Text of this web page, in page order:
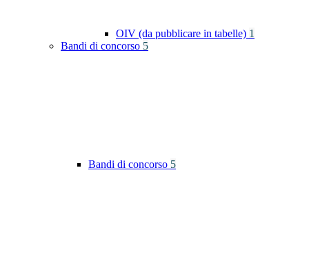
OIV (da pubblicare in tabelle) 1
Bandi di concorso 5
Bandi di concorso 5